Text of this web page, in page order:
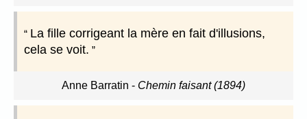
La fille corrigeant la mère en fait d'illusions,
cela se voit.
Anne Barratin - Chemin faisant (1894)